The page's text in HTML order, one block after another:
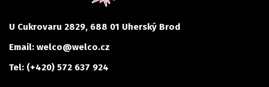
U Cukrovaru 2829, 688 01 Uherský Brod
Email: welco@welco.cz
Tel: (+420) 572 637 924